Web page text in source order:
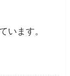
います。